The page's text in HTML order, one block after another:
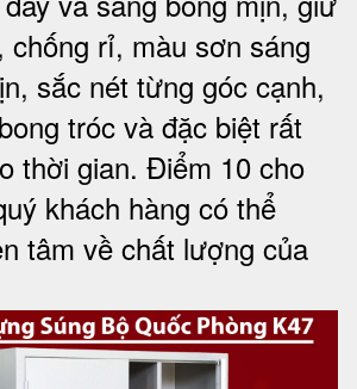
chống rỉ, màu sơn sáng
sắc nét từng góc cạnh,
tróc và đặc biệt rất
thời gian. Điểm 10 cho
khách hàng có thể
tâm về chất lượng của